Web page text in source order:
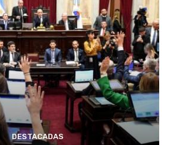
DESTACADAS